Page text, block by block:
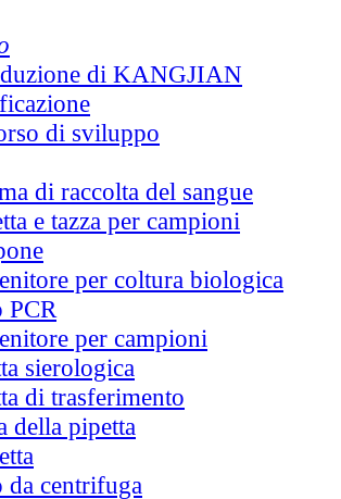
di KANGJIAN
di sviluppo
di raccolta del sangue
e tazza per campioni
per coltura biologica
PCR
per campioni
sierologica
di trasferimento
della pipetta
da centrifuga